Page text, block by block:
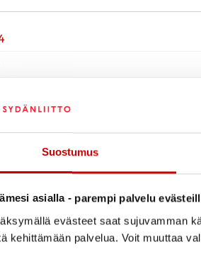
Suostumus
asialla - parempi palvelu
evästeet saat sujuvamman
kehittämään palvelua. Voit muuttaa